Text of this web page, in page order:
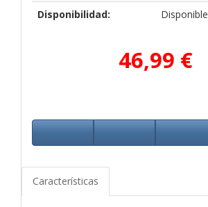
Disponibilidad:
Disponible
46,99 €
Características